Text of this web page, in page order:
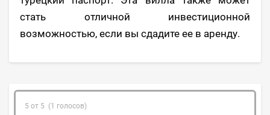
стать отличной инвестиционной
возможностью, если вы сдадите ее в аренду.
5 от 5 (1 голосов)